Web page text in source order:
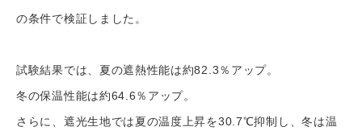
の条件で検証しました。
試験結果では、夏の遮熱性能は約82.3％アップ。
冬の保温性能は約64.6％アップ。
さらに、遮光生地では夏の温度上昇を30.7℃抑制し、冬は温